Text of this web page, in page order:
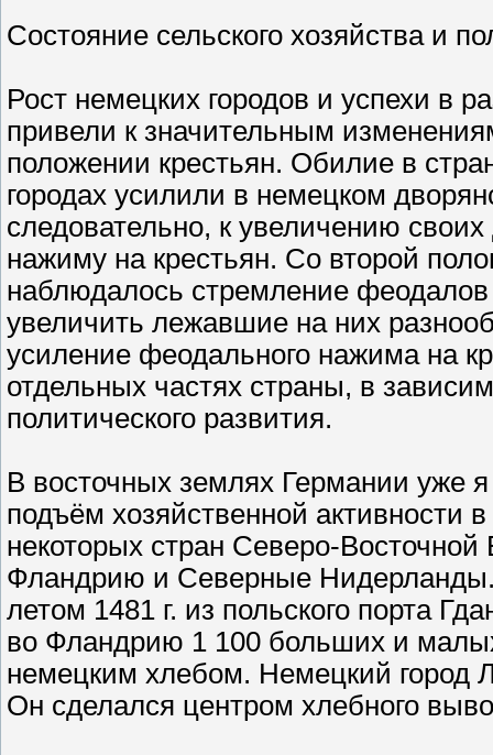
Состояние сельского хозяйства и
Рост немецких городов и успехи в
привели к значительным
положении крестьян. Обилие в
городах усилили в немецком
следовательно, к увеличению
нажиму на крестьян. Со второй
наблюдалось стремление
увеличить лежавшие на них
усиление феодального нажима на
отдельных частях страны, в
политического развития.
В восточных землях Германии уже
подъём хозяйственной активности
некоторых стран Северо-
Фландрию и Северные Нидерланды.
летом 1481 г. из польского порта
во Фландрию 1 100 больших и
немецким хлебом. Немецкий город
Он сделался центром хлебного